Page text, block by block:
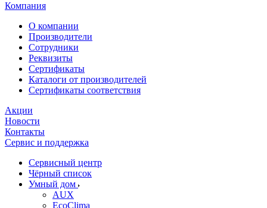
Компания
О компании
Производители
Сотрудники
Реквизиты
Сертификаты
Каталоги от производителей
Сертификаты соответствия
Акции
Новости
Контакты
Сервис и поддержка
Сервисный центр
Чёрный список
Умный дом
AUX
EcoClima